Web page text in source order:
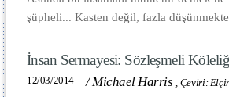
şüpheli... Kasten değil, fazla
İnsan Sermayesi: Sözleşmeli
12/03/2014 /Michael Harris , Çeviri: